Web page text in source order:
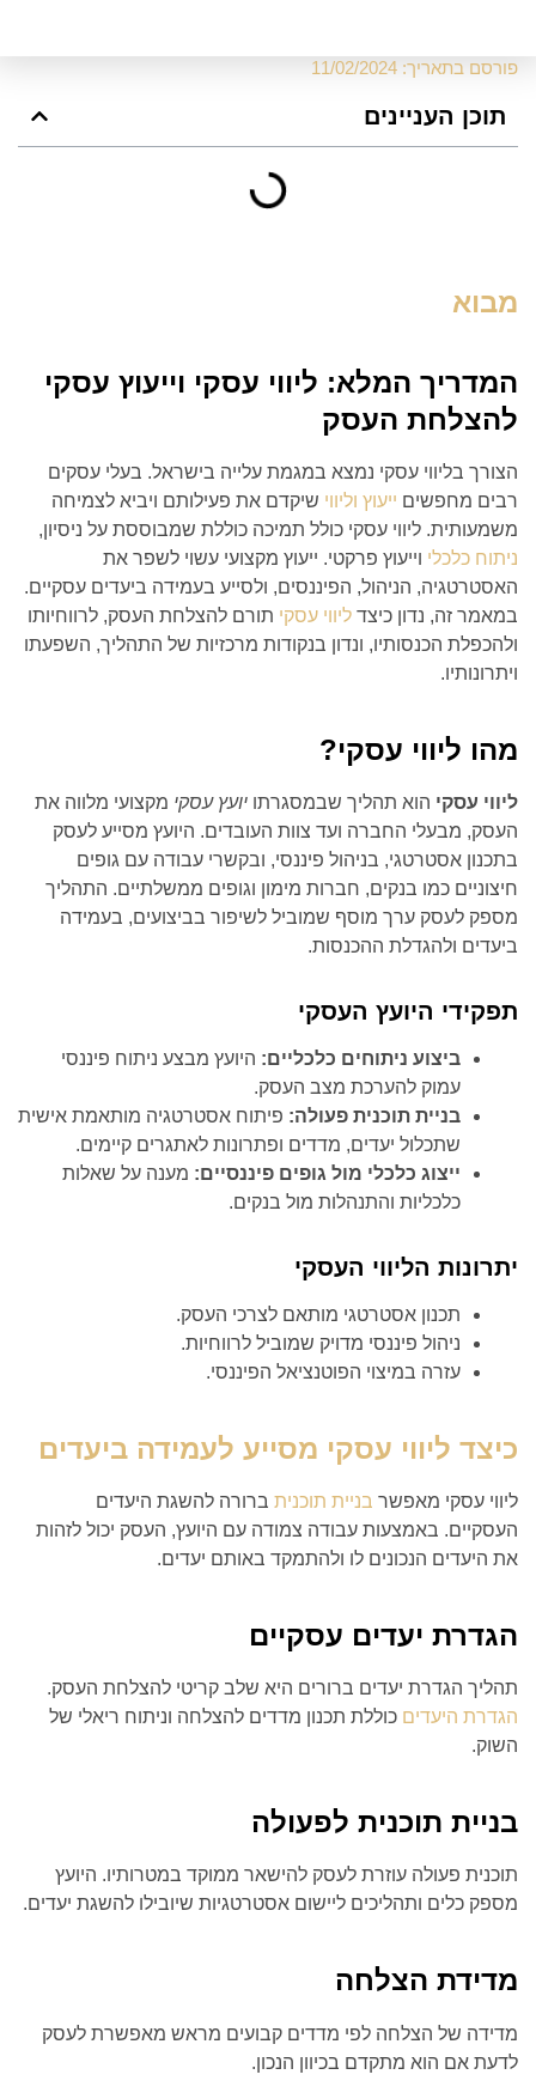
פורסם בתאריך: 11/02/2024
תוכן העניינים
מבוא
המדריך המלא: ליווי עסקי וייעוץ עסקי
להצלחת העסק
הצורך בליווי עסקי נמצא במגמת עלייה בישראל. בעלי עסקים
רבים מחפשים ייעוץ וליווי שיקדם את פעילותם ויביא לצמיחה
משמעותית. ליווי עסקי כולל תמיכה כוללת שמבוססת על ניסיון,
ניתוח כלכלי וייעוץ פרקטי. ייעוץ מקצועי עשוי לשפר את
האסטרטגיה, הניהול, הפיננסים, ולסייע בעמידה ביעדים עסקיים.
במאמר זה, נדון כיצד ליווי עסקי תורם להצלחת העסק, לרווחיותו
ולהכפלת הכנסותיו, ונדון בנקודות מרכזיות של התהליך, השפעתו
ויתרונותיו.
מהו ליווי עסקי?
ליווי עסקי הוא תהליך שבמסגרתו יועץ עסקי מקצועי מלווה את
העסק, מבעלי החברה ועד צוות העובדים. היועץ מסייע לעסק
בתכנון אסטרטגי, בניהול פיננסי, ובקשרי עבודה עם גופים
חיצוניים כמו בנקים, חברות מימון וגופים ממשלתיים. התהליך
מספק לעסק ערך מוסף שמוביל לשיפור בביצועים, בעמידה
ביעדים ולהגדלת ההכנסות.
תפקידי היועץ העסקי
ביצוע ניתוחים כלכליים: היועץ מבצע ניתוח פיננסי
עמוק להערכת מצב העסק.
בניית תוכנית פעולה: פיתוח אסטרטגיה מותאמת אישית
שתכלול יעדים, מדדים ופתרונות לאתגרים קיימים.
ייצוג כלכלי מול גופים פיננסיים: מענה על שאלות
כלכליות והתנהלות מול בנקים.
יתרונות הליווי העסקי
תכנון אסטרטגי מותאם לצרכי העסק.
ניהול פיננסי מדויק שמוביל לרווחיות.
עזרה במיצוי הפוטנציאל הפיננסי.
כיצד ליווי עסקי מסייע לעמידה ביעדים
ליווי עסקי מאפשר בניית תוכנית ברורה להשגת היעדים
העסקיים. באמצעות עבודה צמודה עם היועץ, העסק יכול לזהות
את היעדים הנכונים לו ולהתמקד באותם יעדים.
הגדרת יעדים עסקיים
תהליך הגדרת יעדים ברורים היא שלב קריטי להצלחת העסק.
הגדרת היעדים כוללת תכנון מדדים להצלחה וניתוח ריאלי של
השוק.
בניית תוכנית לפעולה
תוכנית פעולה עוזרת לעסק להישאר ממוקד במטרותיו. היועץ
מספק כלים ותהליכים ליישום אסטרטגיות שיובילו להשגת יעדים.
מדידת הצלחה
מדידה של הצלחה לפי מדדים קבועים מראש מאפשרת לעסק
לדעת אם הוא מתקדם בכיוון הנכון.